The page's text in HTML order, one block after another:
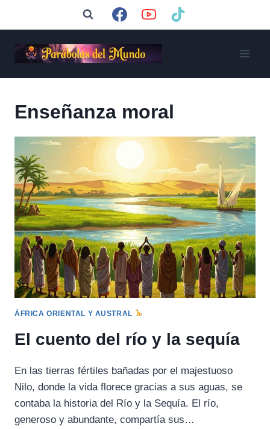
Enseñanza moral
ÁFRICA ORIENTAL Y AUSTRAL
El cuento del río y la sequía
En las tierras fértiles bañadas por el majestuoso
Nilo, donde la vida florece gracias a sus aguas, se
contaba la historia del Río y la Sequía. El río,
generoso y abundante, compartía sus…